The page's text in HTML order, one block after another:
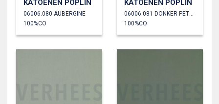
KATOENEN POPLIN
06006.080 AUBERGINE
100%CO
KATOENEN POPLIN
06006.081 DONKER PETROL
100%CO